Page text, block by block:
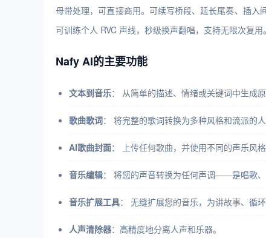
母带处理，可直接商用。可续写桥段、延长尾奏、插
可训练个人 RVC 声线，秒级换声翻唱，支持无限次复用。
Nafy AI的主要功能
文本到音乐： 从简单的描述、情绪或关键词中生成原
歌曲歌词： 将完整的歌词转换为多种风格和流派的
AI歌曲封面： 上传任何歌曲，并使用不同的声乐风
音乐编辑： 将您的声音转换为任何声调——是唱歌、
音乐扩展工具： 无缝扩展您的音乐，为讲故事、循
人声清除器：高精度地分离人声和乐器。